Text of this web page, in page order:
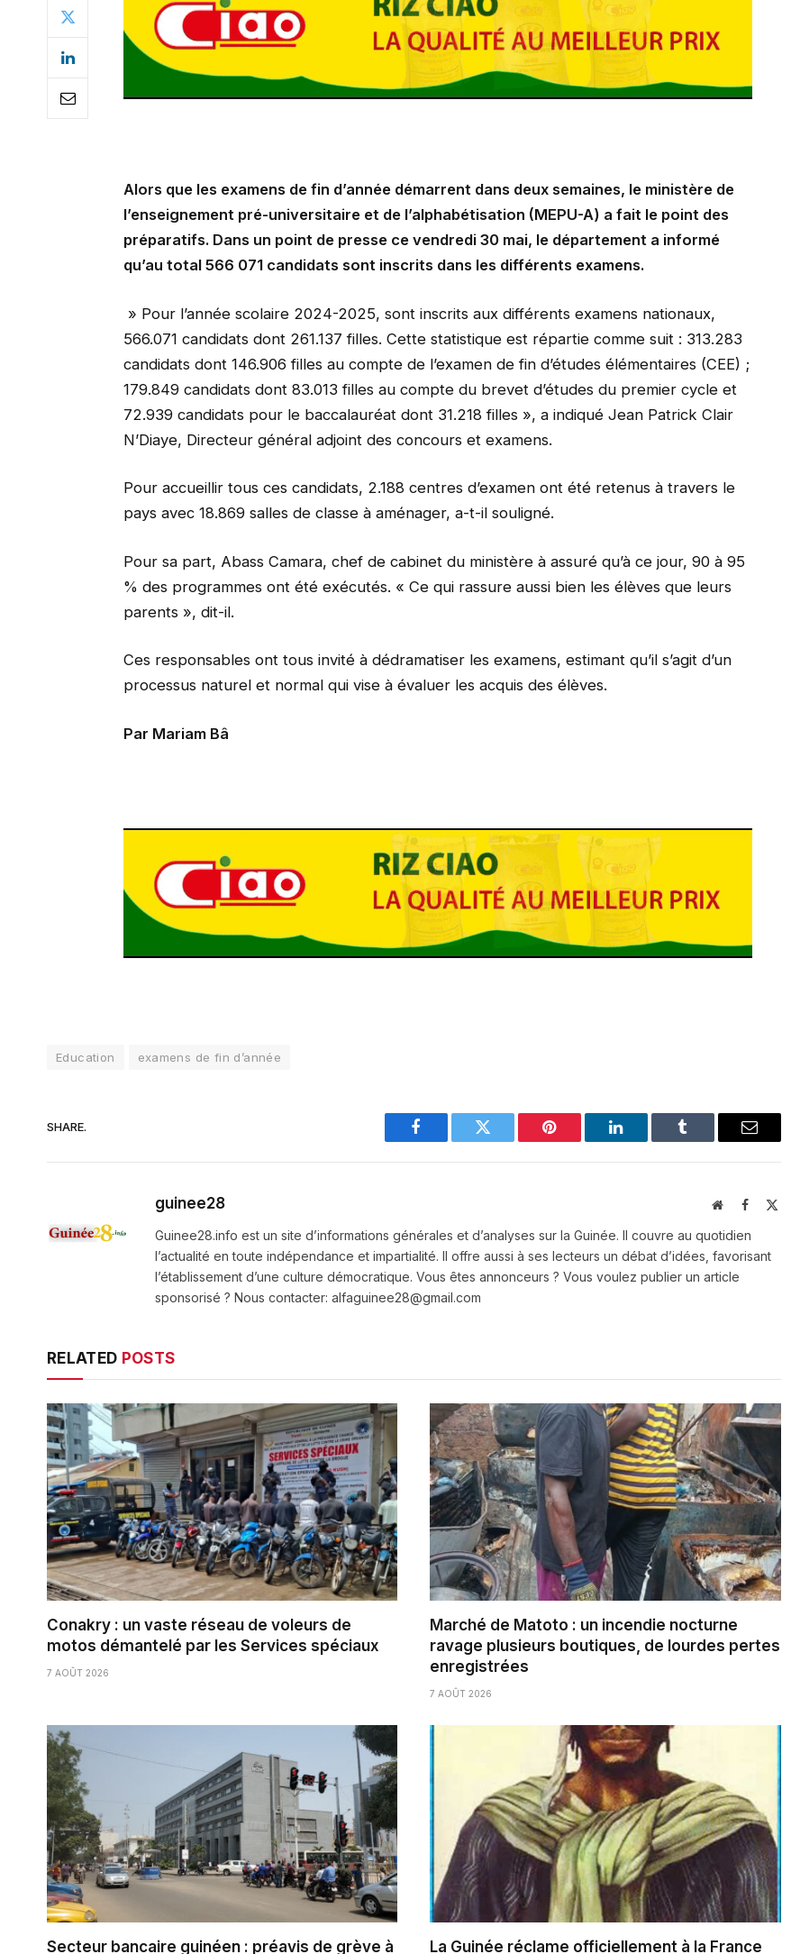
Alors que les examens de fin d’année démarrent dans deux semaines, le ministère de
l’enseignement pré-universitaire et de l’alphabétisation (MEPU-A) a fait le point des
préparatifs. Dans un point de presse ce vendredi 30 mai, le département a informé
qu’au total 566 071 candidats sont inscrits dans les différents examens.
» Pour l’année scolaire 2024-2025, sont inscrits aux différents examens nationaux,
566.071 candidats dont 261.137 filles. Cette statistique est répartie comme suit : 313.283
candidats dont 146.906 filles au compte de l’examen de fin d’études élémentaires (CEE) ;
179.849 candidats dont 83.013 filles au compte du brevet d’études du premier cycle et
72.939 candidats pour le baccalauréat dont 31.218 filles », a indiqué Jean Patrick Clair
N’Diaye, Directeur général adjoint des concours et examens.
Pour accueillir tous ces candidats, 2.188 centres d’examen ont été retenus à travers le
pays avec 18.869 salles de classe à aménager, a-t-il souligné.
Pour sa part, Abass Camara, chef de cabinet du ministère à assuré qu’à ce jour, 90 à 95
% des programmes ont été exécutés. « Ce qui rassure aussi bien les élèves que leurs
parents », dit-il.
Ces responsables ont tous invité à dédramatiser les examens, estimant qu’il s’agit d’un
processus naturel et normal qui vise à évaluer les acquis des élèves.
Par Mariam Bâ
Education examens de fin d’année
SHARE.
Facebook Twitter Pinterest LinkedIn Tumblr Email
guinee28 WebsiteFacebook
X
Guinee28.info est un site d’informations générales et d’analyses sur la Guinée. Il couvre au quotidien
l’actualité en toute indépendance et impartialité. Il offre aussi à ses lecteurs un débat d’idées, favorisant
l’établissement d’une culture démocratique. Vous êtes annonceurs ? Vous voulez publier un article
sponsorisé ? Nous contacter: alfaguinee28@gmail.com
RELATED POSTS
Conakry : un vaste réseau de voleurs de
motos démantelé par les Services spéciaux
7 AOÛT 2026
Marché de Matoto : un incendie nocturne
ravage plusieurs boutiques, de lourdes pertes
enregistrées
7 AOÛT 2026
Secteur bancaire guinéen : préavis de grève à La Guinée réclame officiellement à la France